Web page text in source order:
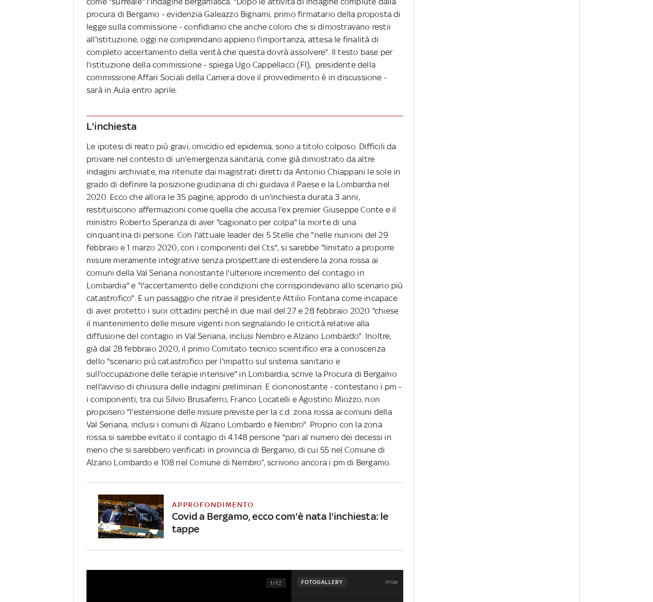
procura di Bergamo - evidenzia Galeazzo Bignami, primo firmatario della proposta di
legge sulla commissione - confidiamo che anche coloro che si dimostravano restii
all'istituzione, oggi ne comprendano appieno l'importanza, attesa le finalità di
completo accertamento della verità che questa dovrà assolvere". Il testo base per
l'istituzione della commissione - spiega Ugo Cappellacci (FI), presidente della
commissione Affari Sociali della Camera dove il provvedimento è in discussione -
sarà in Aula entro aprile.
L'inchiesta
Le ipotesi di reato più gravi, omicidio ed epidemia, sono a titolo colposo. Difficili da
provare nel contesto di un'emergenza sanitaria, come già dimostrato da altre
indagini archiviate, ma ritenute dai magistrati diretti da Antonio Chiappani le sole in
grado di definire la posizione giudiziaria di chi guidava il Paese e la Lombardia nel
2020. Ecco che allora le 35 pagine, approdo di un'inchiesta durata 3 anni,
restituiscono affermazioni come quella che accusa l'ex premier Giuseppe Conte e il
ministro Roberto Speranza di aver "cagionato per colpa" la morte di una
cinquantina di persone. Con l'attuale leader dei 5 Stelle che "nelle riunioni del 29
febbraio e 1 marzo 2020, con i componenti del Cts", si sarebbe "limitato a proporre
misure meramente integrative senza prospettare di estendere la zona rossa ai
comuni della Val Seriana nonostante l'ulteriore incremento del contagio in
Lombardia" e "l'accertamento delle condizioni che corrispondevano allo scenario più
catastrofico". E un passaggio che ritrae il presidente Attilio Fontana come incapace
di aver protetto i suoi cittadini perché in due mail del 27 e 28 febbraio 2020 "chiese
il mantenimento delle misure vigenti non segnalando le criticità relative alla
diffusione del contagio in Val Seriana, inclusi Nembro e Alzano Lombardo". Inoltre,
già dal 28 febbraio 2020, il primo Comitato tecnico scientifico era a conoscenza
dello "scenario più catastrofico per l'impatto sul sistema sanitario e
sull'occupazione delle terapie intensive" in Lombardia, scrive la Procura di Bergamo
nell'avviso di chiusura delle indagini preliminari. E ciononostante - contestano i pm -
i componenti, tra cui Silvio Brusaferro, Franco Locatelli e Agostino Miozzo, non
proposero "l'estensione delle misure previste per la c.d. zona rossa ai comuni della
Val Seriana, inclusi i comuni di Alzano Lombardo e Nembro". Proprio con la zona
rossa si sarebbe evitato il contagio di 4.148 persone "pari al numero dei decessi in
meno che si sarebbero verificati in provincia di Bergamo, di cui 55 nel Comune di
Alzano Lombardo e 108 nel Comune di Nembro”, scrivono ancora i pm di Bergamo.
APPROFONDIMENTO
Covid a Bergamo, ecco com'è nata l'inchiesta: le
tappe
FOTOGALLERY Ansa
1/12